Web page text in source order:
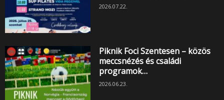
2026.07.22.
Piknik Foci Szentesen – közös
meccsnézés és családi
programok…
2026.06.23.